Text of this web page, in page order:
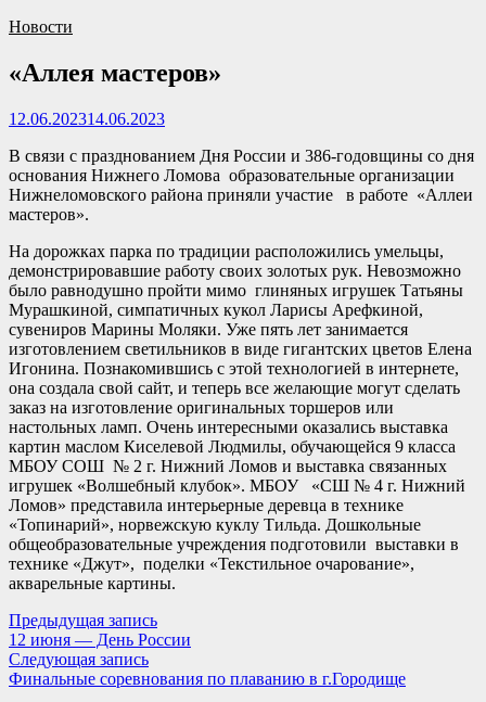
Новости
«Аллея мастеров»
12.06.202314.06.2023
В связи с празднованием Дня России и 386-годовщины со дня
основания Нижнего Ломова образовательные организации
Нижнеломовского района приняли участие в работе «Аллеи
мастеров».
На дорожках парка по традиции расположились умельцы,
демонстрировавшие работу своих золотых рук. Невозможно
было равнодушно пройти мимо глиняных игрушек Татьяны
Мурашкиной, симпатичных кукол Ларисы Арефкиной,
сувениров Марины Моляки. Уже пять лет занимается
изготовлением светильников в виде гигантских цветов Елена
Игонина. Познакомившись с этой технологией в интернете,
она создала свой сайт, и теперь все желающие могут сделать
заказ на изготовление оригинальных торшеров или
настольных ламп. Очень интересными оказались выставка
картин маслом Киселевой Людмилы, обучающейся 9 класса
МБОУ СОШ № 2 г. Нижний Ломов и выставка связанных
игрушек «Волшебный клубок». МБОУ «СШ № 4 г. Нижний
Ломов» представила интерьерные деревца в технике
«Топинарий», норвежскую куклу Тильда. Дошкольные
общеобразовательные учреждения подготовили выставки в
технике «Джут», поделки «Текстильное очарование»,
акварельные картины.
Навигация
по
записям
Предыдущая записьПредыдущая
запись:
12 июня — День России
Следующая записьСледующая
запись:
Финальные соревнования по плаванию в г.Городище